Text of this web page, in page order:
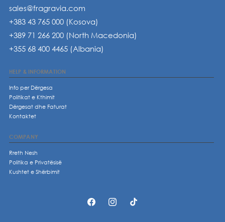
sales@fragravia.com
+383 43 765 000 (Kosova)
+389 71 266 200 (North Macedonia)
+355 68 400 4465 (Albania)
HELP & INFORMATION
Info per Dërgesa
Politikat e Kthimit
Dërgesat dhe Faturat
Kontaktet
COMPANY
Rreth Nesh
Politika e Privatësisë
Kushtet e Shërbimit
https://www.facebook.com/p/
https://www.instagram.com/
https://www.tiktok.com/